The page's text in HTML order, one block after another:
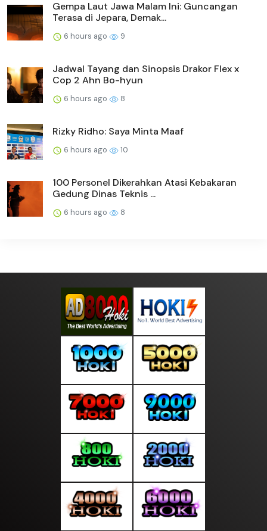
Gempa Laut Jawa Malam Ini: Guncangan
Terasa di Jepara, Demak...
6 hours ago 9
Jadwal Tayang dan Sinopsis Drakor Flex x
Cop 2 Ahn Bo-hyun
6 hours ago 8
Rizky Ridho: Saya Minta Maaf
6 hours ago 10
100 Personel Dikerahkan Atasi Kebakaran
Gedung Dinas Teknis ...
6 hours ago 8